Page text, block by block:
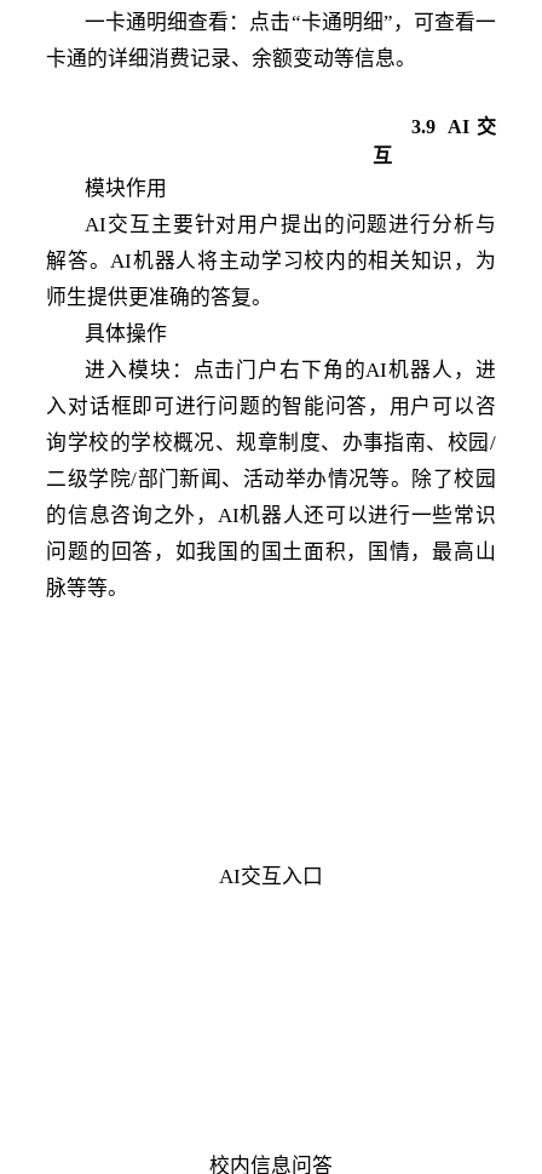
一卡通明细查看：点击“卡通明细”，可查看一
卡通的详细消费记录、余额变动等信息。
3.9
AI交
互
模块作用
AI交互主要针对用户提出的问题进行分析与
解答。AI机器人将主动学习校内的相关知识，为
师生提供更准确的答复。
具体操作
进入模块：点击门户右下角的AI机器人，进
入对话框即可进行问题的智能问答，用户可以咨
询学校的学校概况、规章制度、办事指南、校园/
二级学院/部门新闻、活动举办情况等。除了校园
的信息咨询之外，AI机器人还可以进行一些常识
问题的回答，如我国的国土面积，国情，最高山
脉等等。
AI交互入口
校内信息问答